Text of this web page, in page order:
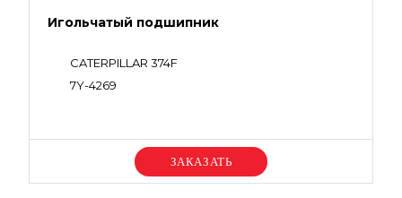
Игольчатый подшипник
CATERPILLAR 374F
7Y-4269
Уточняйте цену